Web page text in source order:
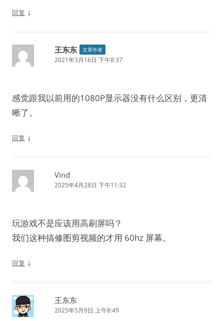
回复 ↓
王东东 文章作者
2021年3月16日 下午8:37
感觉跟我以前用的1080P显示器没有什么区别，更清
晰了。
回复 ↓
Vind
2025年4月28日 下午11:32
玩游戏不是应该用高刷屏吗？
我们这种搞修图剪视频的才用 60hz 屏幕。
回复 ↓
王东东
2025年5月9日 上午8:49